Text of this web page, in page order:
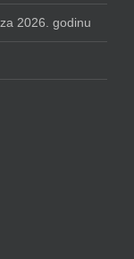
2026. godinu